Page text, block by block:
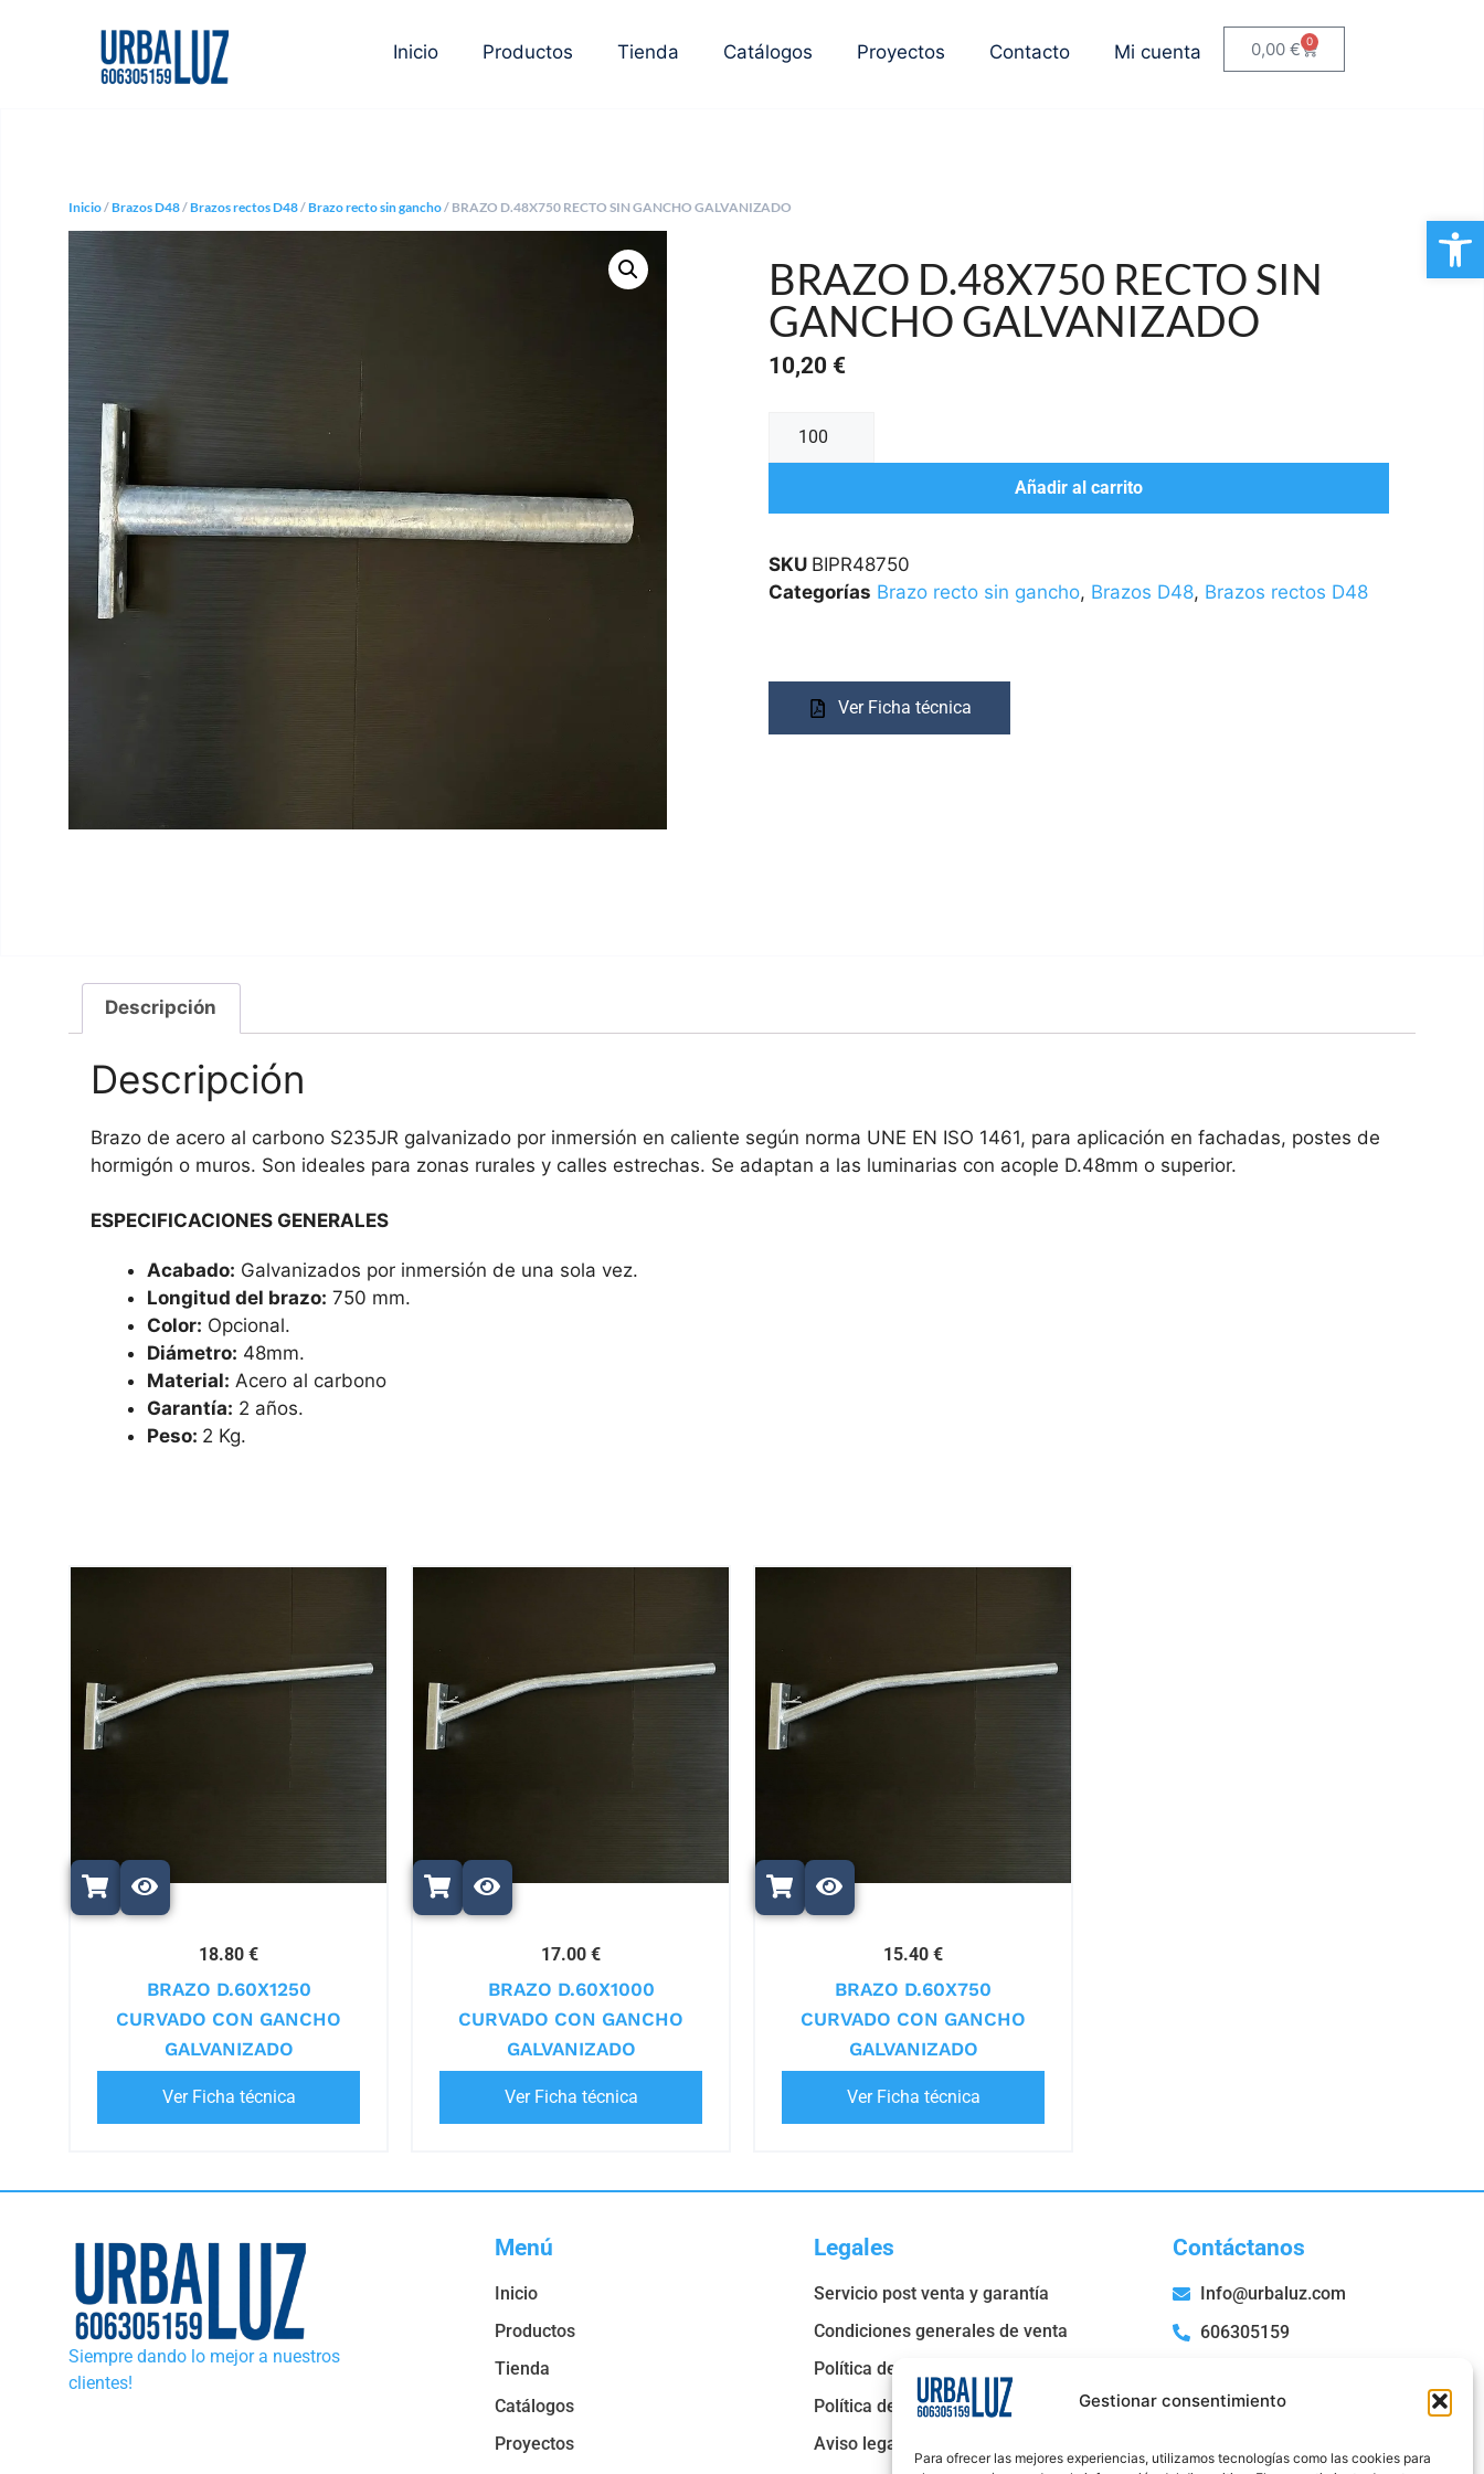
Gestionar consentimiento
Para ofrecer las mejores experiencias, utilizamos tecnologías como las cookies para
Inicio Productos Tienda Catálogos Proyectos Contacto Mi cuenta 0,00 € 0
Inicio/Brazos D48/Brazos rectos D48/Brazo recto sin gancho/ BRAZO D.48X750 RECTO SIN GANCHO GALVANIZADO
BRAZO D.48X750 RECTO SIN
GANCHO GALVANIZADO
10,20 €
Añadir al carrito
SKU BIPR48750
Categorías Brazo recto sin gancho, Brazos D48, Brazos rectos D48
Ver Ficha técnica
Descripción
Descripción
Brazo de acero al carbono S235JR galvanizado por inmersión en caliente según norma UNE EN ISO 1461, para aplicación en fachadas, postes de
hormigón o muros. Son ideales para zonas rurales y calles estrechas. Se adaptan a las luminarias con acople D.48mm o superior.
ESPECIFICACIONES GENERALES
Acabado: Galvanizados por inmersión de una sola vez.
Longitud del brazo: 750 mm.
Color: Opcional.
Diámetro: 48mm.
Material: Acero al carbono
Garantía: 2 años.
Peso: 2 Kg.
18.80 €
BRAZO D.60X1250
CURVADO CON GANCHO
GALVANIZADO
Ver Ficha técnica
17.00 €
BRAZO D.60X1000
CURVADO CON GANCHO
GALVANIZADO
Ver Ficha técnica
15.40 €
BRAZO D.60X750
CURVADO CON GANCHO
GALVANIZADO
Ver Ficha técnica
Siempre dando lo mejor a nuestros
clientes!
Menú
Inicio
Productos
Tienda
Catálogos
Proyectos
Legales
Servicio post venta y garantía
Condiciones generales de venta
Política de privacidad
Política de cookies
Aviso legal
Contáctanos
Info@urbaluz.com
606305159
36204 Vigo- Pontevedra